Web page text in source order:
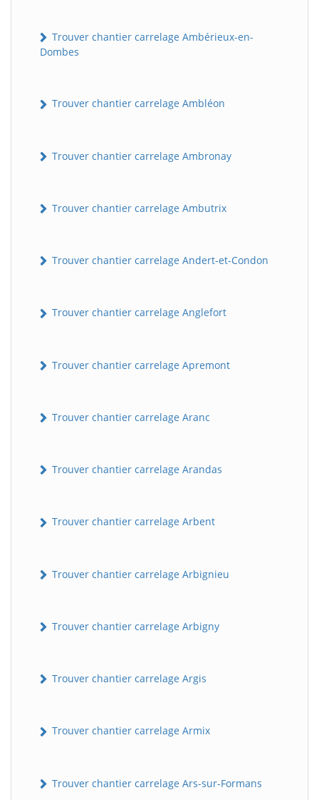
Trouver chantier carrelage Ambérieux-en-
Dombes
Trouver chantier carrelage Ambléon
Trouver chantier carrelage Ambronay
Trouver chantier carrelage Ambutrix
Trouver chantier carrelage Andert-et-Condon
Trouver chantier carrelage Anglefort
Trouver chantier carrelage Apremont
Trouver chantier carrelage Aranc
Trouver chantier carrelage Arandas
Trouver chantier carrelage Arbent
Trouver chantier carrelage Arbignieu
Trouver chantier carrelage Arbigny
Trouver chantier carrelage Argis
Trouver chantier carrelage Armix
Trouver chantier carrelage Ars-sur-Formans